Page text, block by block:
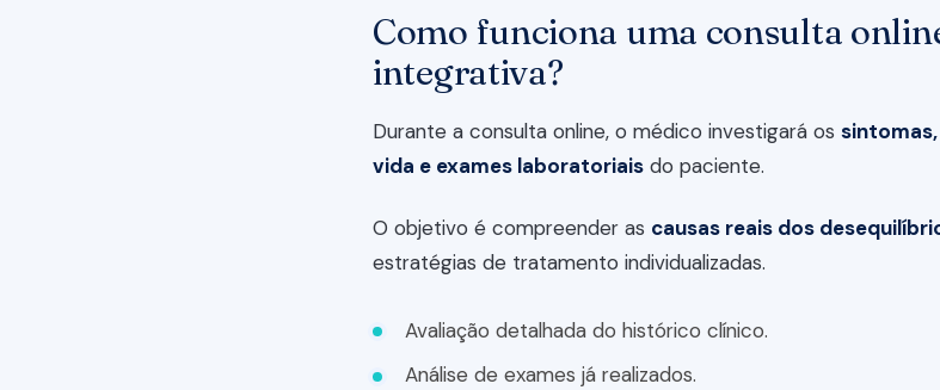
Como funciona uma consulta
integrativa?
Durante a consulta online, o médico investigará os
vida e exames laboratoriais do paciente.
O objetivo é compreender as causas reais dos
estratégias de tratamento individualizadas.
Avaliação detalhada do histórico clínico.
Análise de exames já realizados.